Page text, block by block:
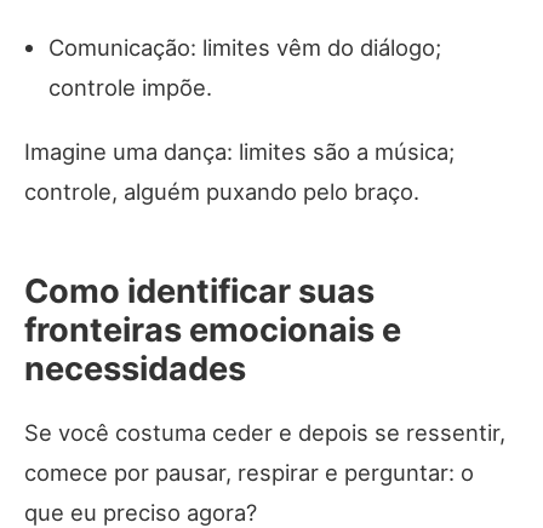
Comunicação: limites vêm do diálogo;
controle impõe.
Imagine uma dança: limites são a música;
controle, alguém puxando pelo braço.
Como identificar suas
fronteiras emocionais e
necessidades
Se você costuma ceder e depois se ressentir,
comece por pausar, respirar e perguntar: o
que eu preciso agora?